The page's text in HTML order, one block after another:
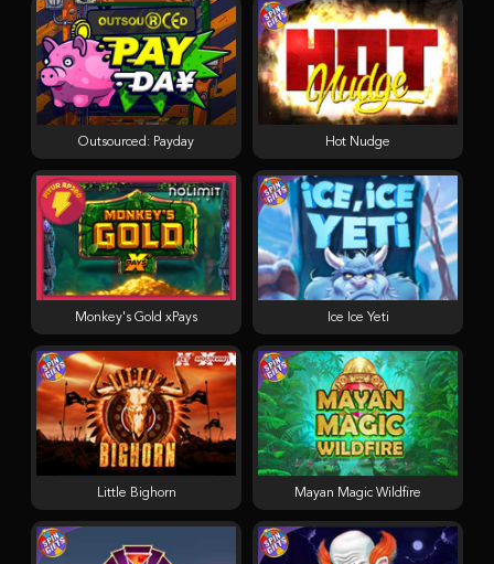
Outsourced: Payday Hot Nudge
Monkey's Gold xPays
Little Bighorn Mayan Magic Wildfire
Ice Ice Yeti